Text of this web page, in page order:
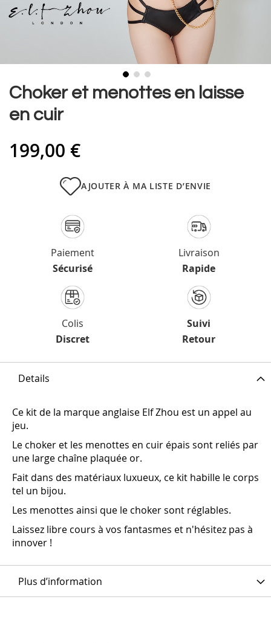
Skip
the
beginning
the
images
Choker et menottes en laisse
en cuir
199,00 €
AJOUTER À MA LISTE D’ENVIE
Paiement
Sécurisé
Livraison
Rapide
Colis
Discret
Suivi
Retour
Details
Ce kit de la marque anglaise Elf Zhou est un appel au
jeu.
Le choker et les menottes en cuir épais sont reliés par
une large chaîne plaquée or.
Fait dans des matériaux luxueux, ce kit habille le corps
tel un bijou.
Les menottes ainsi que le choker sont réglables.
Laissez libre cours à vos fantasmes et n'hésitez pas à
innover !
Plus d’information